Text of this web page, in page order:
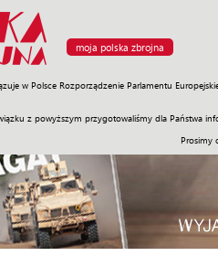
moja polska zbrojna
w Polsce Rozporządzenie Parlamentu
z powyższym przygotowaliśmy dla Państwa
Prosimy
Sprzęt Misje Polityka Prawo